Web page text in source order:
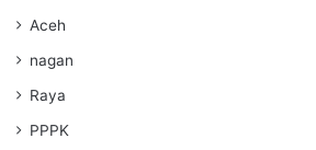
Aceh
nagan
Raya
PPPK